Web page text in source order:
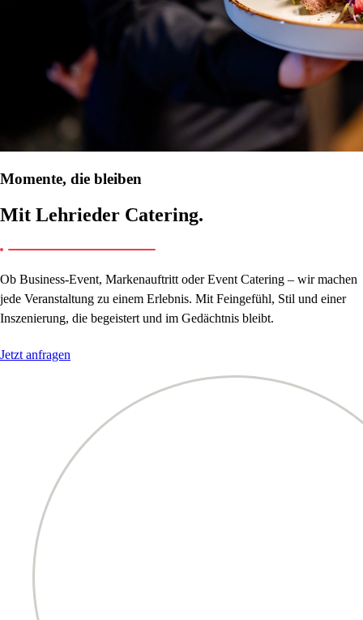
Momente, die bleiben
Mit Lehrieder Catering.
Ob Business-Event, Markenauftritt oder Event Catering – wir machen
jede Veranstaltung zu einem Erlebnis. Mit Feingefühl, Stil und einer
Inszenierung, die begeistert und im Gedächtnis bleibt.
Jetzt anfragen